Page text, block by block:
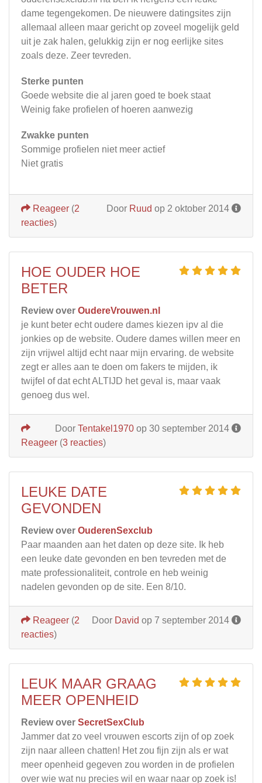
dame tegengekomen. De nieuwere datingsites zijn
allemaal alleen maar gericht op zoveel mogelijk geld
uit je zak halen, gelukkig zijn er nog eerlijke sites
zoals deze. Zeer tevreden.
Sterke punten
Goede website die al jaren goed te boek staat
Weinig fake profielen of hoeren aanwezig
Zwakke punten
Sommige profielen niet meer actief
Niet gratis
Door Ruud op 2 oktober 2014
Reageer (2
reacties)
HOE OUDER HOE
BETER
Review over OudereVrouwen.nl
je kunt beter echt oudere dames kiezen ipv al die
jonkies op de website. Oudere dames willen meer en
zijn vrijwel altijd echt naar mijn ervaring. de website
zegt er alles aan te doen om fakers te mijden, ik
twijfel of dat echt ALTIJD het geval is, maar vaak
genoeg dus wel.
Door Tentakel1970 op 30 september 2014
Reageer (3 reacties)
LEUKE DATE
GEVONDEN
Review over OuderenSexclub
Paar maanden aan het daten op deze site. Ik heb
een leuke date gevonden en ben tevreden met de
mate professionaliteit, controle en heb weinig
nadelen gevonden op de site. Een 8/10.
Door David op 7 september 2014
Reageer (2
reacties)
LEUK MAAR GRAAG
MEER OPENHEID
Review over SecretSexClub
Jammer dat zo veel vrouwen escorts zijn of op zoek
zijn naar alleen chatten! Het zou fijn zijn als er wat
meer openheid gegeven zou worden in de profielen
over wie wat nu precies wil en waar naar op zoek is!